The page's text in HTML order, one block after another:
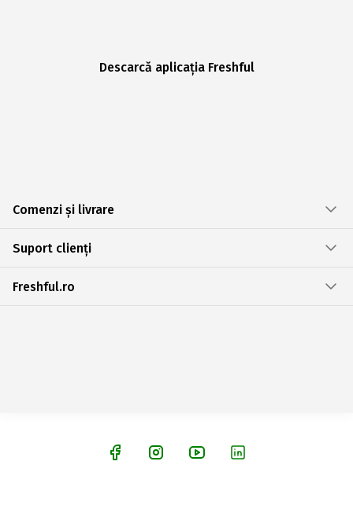
Descarcă aplicația Freshful
Comenzi și livrare
Suport clienți
Freshful.ro